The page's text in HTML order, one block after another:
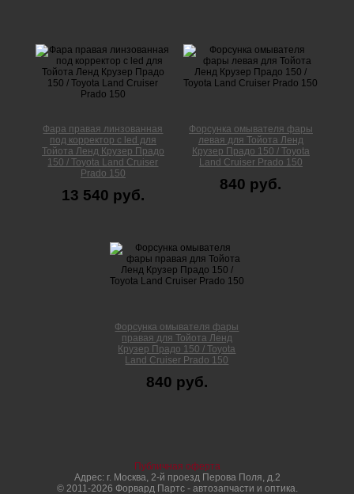
Фара правая линзованная
под корректор с led для
Тойота Ленд Крузер Прадо
150 / Toyota Land Cruiser
Prado 150
13 540 руб.
Форсунка омывателя фары
левая для Тойота Ленд
Крузер Прадо 150 / Toyota
Land Cruiser Prado 150
840 руб.
Форсунка омывателя фары
правая для Тойота Ленд
Крузер Прадо 150 / Toyota
Land Cruiser Prado 150
840 руб.
Публичная оферта
Адрес: г. Москва, 2-й проезд Перова Поля, д.2
© 2011-2026 Форвард Партс - автозапчасти и оптика.